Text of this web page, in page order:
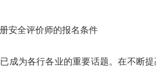
安全评价师的报名条件
成为各行各业的重要话题。在不断